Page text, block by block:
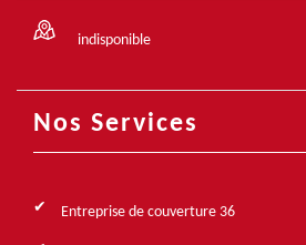
indisponible
Nos Services
Entreprise de couverture 36